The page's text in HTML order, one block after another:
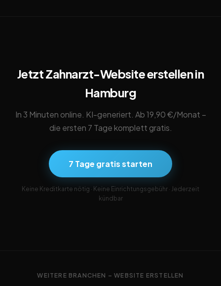
Jetzt Zahnarzt-Website erstellen in
Hamburg
In 3 Minuten online. KI-generiert. Ab 19,90 €/Monat –
die ersten 7 Tage komplett gratis.
7 Tage gratis starten
Keine Kreditkarte nötig · Keine Einrichtungsgebühr · Jederzeit
kündbar
WEITERE BRANCHEN – WEBSITE ERSTELLEN